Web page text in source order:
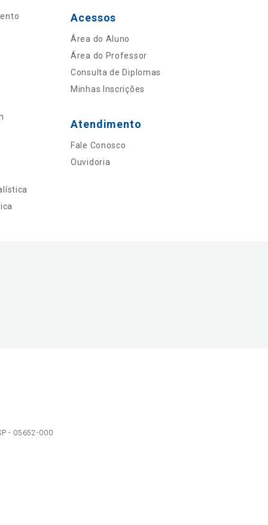
Acessos
Área do Aluno
Área do Professor
Consulta de Diplomas
Minhas Inscrições
Atendimento
Fale Conosco
Ouvidoria
- 05652-000